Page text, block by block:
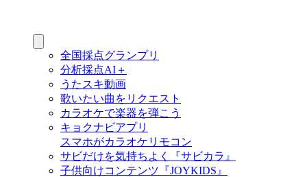
全国採点グランプリ
分析採点AI＋
うたスキ動画
歌いたい曲をリクエスト
カラオケで楽器を弾こう
キョクナビアプリ
スマホがカラオケリモコン
サビだけを気持ちよく『サビカラ』
子供向けコンテンツ『JOYKIDS』